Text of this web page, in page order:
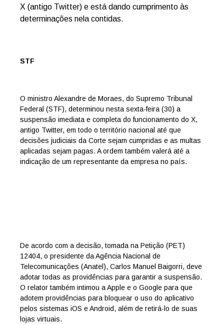
X (antigo Twitter) e está dando cumprimento às
determinações nela contidas.
STF
O ministro Alexandre de Moraes, do Supremo Tribunal
Federal (STF), determinou nesta sexta-feira (30) a
suspensão imediata e completa do funcionamento do X,
antigo Twitter, em todo o território nacional até que
decisões judiciais da Corte sejam cumpridas e as multas
aplicadas sejam pagas. A ordem também valerá até a
indicação de um representante da empresa no país.
De acordo com a decisão, tomada na Petição (PET)
12404, o presidente da Agência Nacional de
Telecomunicações (Anatel), Carlos Manuel Baigorri, deve
adotar todas as providências para garantir a suspensão.
O relator também intimou a Apple e o Google para que
adotem providências para bloquear o uso do aplicativo
pelos sistemas iOS e Android, além de retirá-lo de suas
lojas virtuais.